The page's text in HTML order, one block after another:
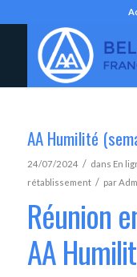
AA Humilité
24/07/2024 / dans En
rétablissement / par
Réunion
AA